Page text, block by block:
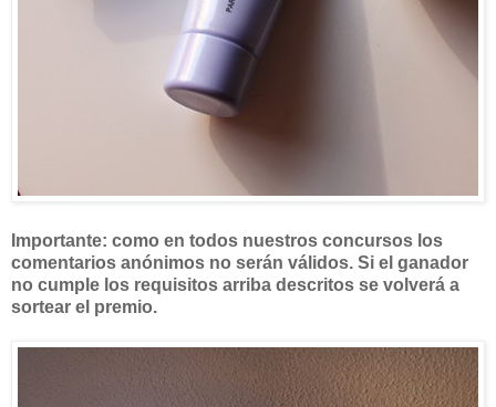
Importante: como en todos nuestros concursos los
comentarios anónimos no serán válidos. Si el ganador
no cumple los requisitos arriba descritos se volverá a
sortear el premio.